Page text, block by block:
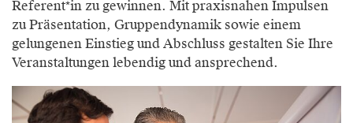
Referent*in zu gewinnen. Mit praxisnahen Impulsen
zu Präsentation, Gruppendynamik sowie einem
gelungenen Einstieg und Abschluss gestalten Sie Ihre
Veranstaltungen lebendig und ansprechend.